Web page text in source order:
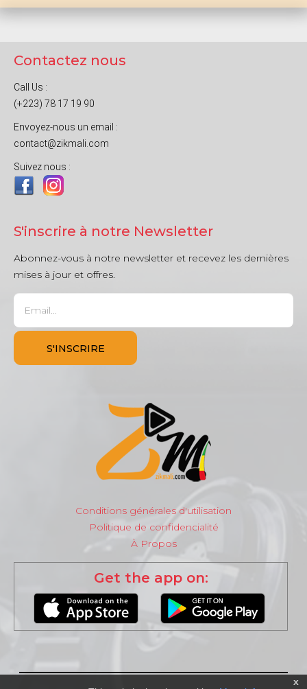
Contactez nous
Call Us :
(+223) 78 17 19 90
Envoyez-nous un email :
contact@zikmali.com
Suivez nous :
S'inscrire à notre Newsletter
Abonnez-vous à notre newsletter et recevez les dernières
mises à jour et offres.
Conditions générales d'utilisation
Politique de confidencialité
À Propos
Get the app on:
x